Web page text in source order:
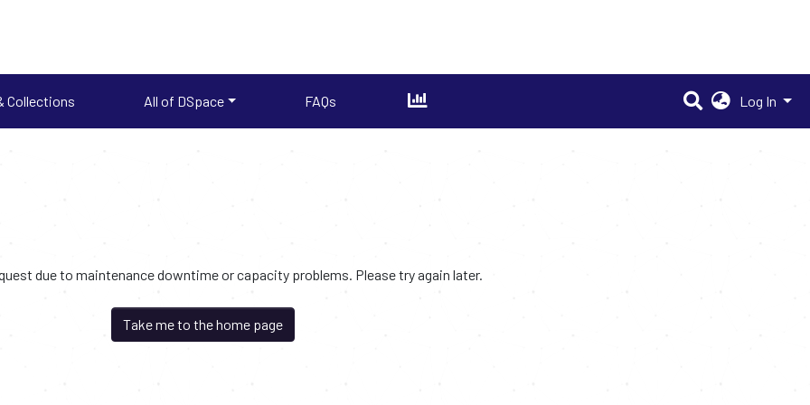
Collections All of DSpace FAQs Log In
due to maintenance downtime or capacity problems. Please try again later.
Take me to the home page